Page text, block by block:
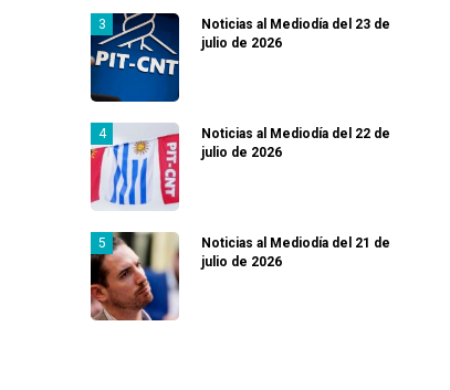
Noticias al Mediodía del 23 de
julio de 2026
Noticias al Mediodía del 22 de
julio de 2026
Noticias al Mediodía del 21 de
julio de 2026